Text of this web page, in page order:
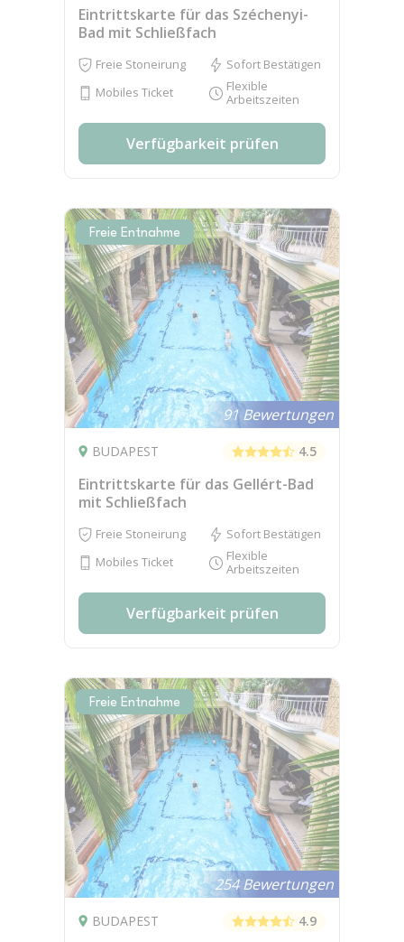
Eintrittskarte für das Széchenyi-
Bad mit Schließfach
Freie Stoneirung
Sofort Bestätigen
Mobiles Ticket
Flexible
Arbeitszeiten
Verfügbarkeit prüfen
Freie Entnahme
91 Bewertungen
BUDAPEST 4.5
Eintrittskarte für das Gellért-Bad
mit Schließfach
Freie Stoneirung
Sofort Bestätigen
Mobiles Ticket
Flexible
Arbeitszeiten
Verfügbarkeit prüfen
Freie Entnahme
254 Bewertungen
BUDAPEST 4.9